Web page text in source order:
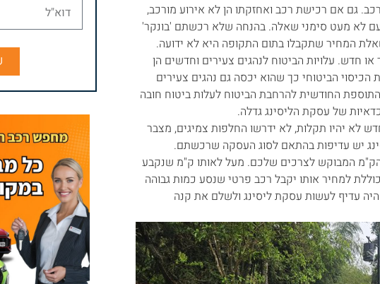
גם אם רכישת רכב ואחזקתו הן לא אירוע מורכב,
לא מעט סימני שאלה. בהנחה שלא רכשתם 'בונקר'
המחיר שתקבלו בתום התקופה היא לא ידועה.
חדש. עלויות הביטוח לנהגים צעירים וחדשים הן
הכיסוי הביטוחי כך שהוא יכסה גם נהגים צעירים
החודשית להרחבת הביטוח לעלות ביטוח חובה
של עסקת הליסינג גדלה.
לא יהיו תקלות, לא ידרשו החלפות צמיגים, מצבר
יש עדיפות בהתאם לסוג העסקה שרכשתם.
המבוקש לצרכים שלכם. מעל לאותו ק"מ שנקבע
למחיר אותו יקבל רכב פרטי שנסע כמות גבוהה
עדיף לעשות עסקת ליסינג ולשלם את קנה